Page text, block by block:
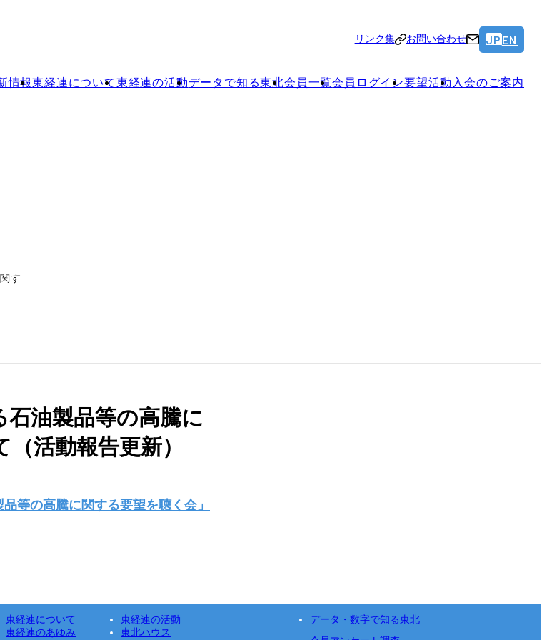
リンク集 お問い合わせ JP EN
情報東経連について東経連の活動データで知る東北会員一覧会員ログイン要望活動 入会のご案内
す...
石油製品等の高騰に
活動報告更新）
等の高騰に関する要望を聴く会」
東経連について
東経連の活動
東経連のあゆみ
東北ハウス
データ・数字で知る東北